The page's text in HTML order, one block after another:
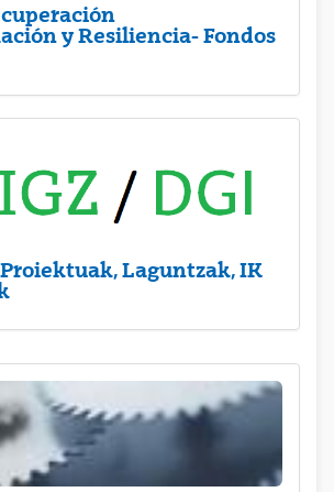
y Resiliencia- Fondos
Laguntzak, IK